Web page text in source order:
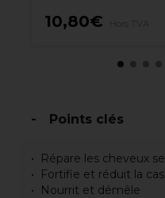
10,80€
Points clés
Répare les cheveux
Fortifie et réduit la
Nourrit et démêle